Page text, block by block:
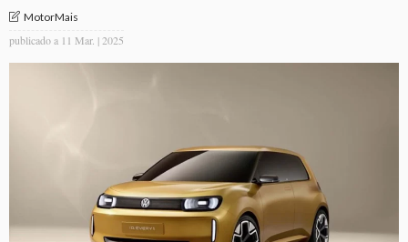
MotorMais
publicado a 11 Mar. | 2025